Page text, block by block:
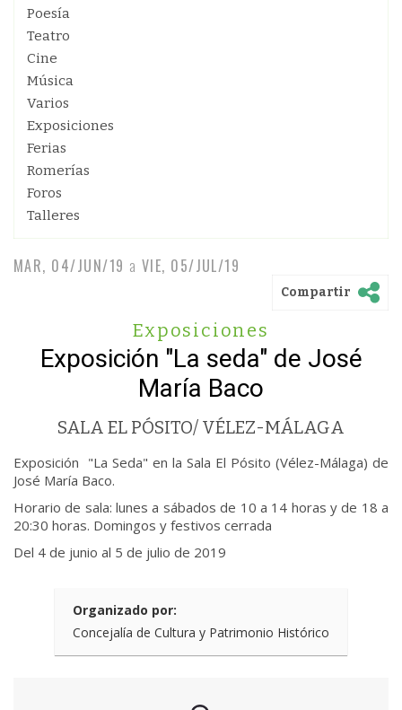
Poesía
Teatro
Cine
Música
Varios
Exposiciones
Ferias
Romerías
Foros
Talleres
MAR, 04/JUN/19 a VIE, 05/JUL/19
Compartir
Exposiciones
Exposición "La seda" de José
María Baco
SALA EL PÓSITO/ VÉLEZ-MÁLAGA
Exposición "La Seda" en la Sala El Pósito (Vélez-Málaga) de
José María Baco.
Horario de sala: lunes a sábados de 10 a 14 horas y de 18 a
20:30 horas. Domingos y festivos cerrada
Del 4 de junio al 5 de julio de 2019
Organizado por:
Concejalía de Cultura y Patrimonio Histórico